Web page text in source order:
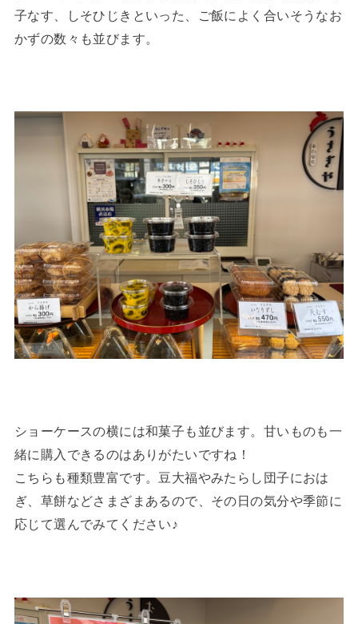
子なす、しそひじきといった、ご飯によく合いそうなお
かずの数々も並びます。
ショーケースの横には和菓子も並びます。甘いものも一
緒に購入できるのはありがたいですね！
こちらも種類豊富です。豆大福やみたらし団子におは
ぎ、草餅などさまざまあるので、その日の気分や季節に
応じて選んでみてください♪